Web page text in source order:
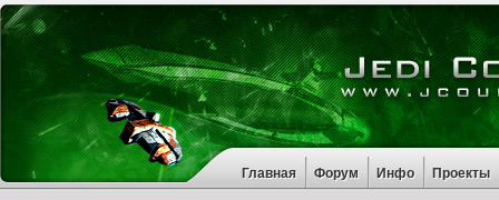
Главная Форум Инфо Проекты